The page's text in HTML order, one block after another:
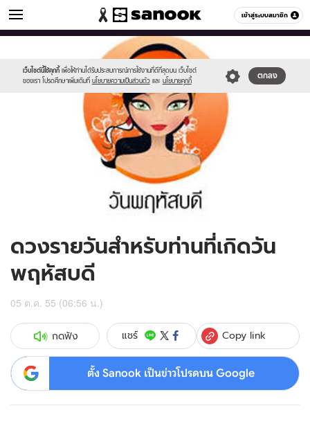
เข้าสู่ระบบสมาชิก
ดูดวง หมวดอื่นๆ
เว็บไซต์นี้ใช้คุกกี้ เพื่อให้ท่านได้รับประสบการณ์การใช้งานที่ดีที่สุดบน เว็บไซต์
ของเรา โปรดศึกษาเพิ่มเติมที่ นโยบายความเป็นส่วนตัว และ นโยบายคุกกี้
ตกลง
//s.isanook.com/sr/0/images/logo-
sanook.png
//s.isanook.com/ho/0/ud/7/35725/170-
ดวงรายวันสำหรับท่านที่เกิดวัน
พฤหัสบดี
05 ต.ค. 55 (06:56 น.)
กดฟัง แชร์ Copy link
ตั้ง Sanook เป็นข่าวโปรดบน Google